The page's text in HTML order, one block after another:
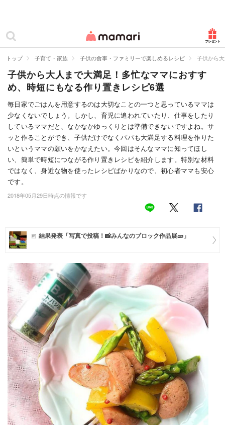
ママリ
カテゴリー一覧
妊娠
出産
赤ちゃん・育児
子育て・家族
病院
お仕事
マネー
トレンド・イベント
トップ 子育て・家族 子供の食事・ファミリーで楽しめるレシピ 子供から
子供から大人まで大満足！多忙なママにおすす
め、時短にもなる作り置きレシピ6選
毎日家でごはんを用意するのは大切なことの一つと思っているママは
少なくないでしょう。しかし、育児に追われていたり、仕事をしたり
しているママだと、なかなかゆっくりとは準備できないですよね。サ
ッと作ることができ、子供だけでなくパパも大満足する料理を作りた
いというママの願いをかなえたい。今回はそんなママに知ってほし
い、簡単で時短につながる作り置きレシピを紹介します。特別な材料
ではなく、身近な物を使ったレシピばかりなので、初心者ママも安心
です。
2018年05月29日時点の情報です
結果発表「写真で投稿！📸みんなのブロック作品展🧱」